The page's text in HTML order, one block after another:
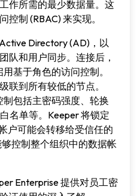
作所需的最少数据量。这
制 (RBAC) 来实现。
Directory (AD)，以
队和用户同步。连接后，
基于角色的访问控制。
联到所有较低的节点。
包括主密码强度、轮换
名单等。Keeper 将锁定
户可能会转移给受信任的
控制整个组织中的数据帐
Enterprise 提供对员工密